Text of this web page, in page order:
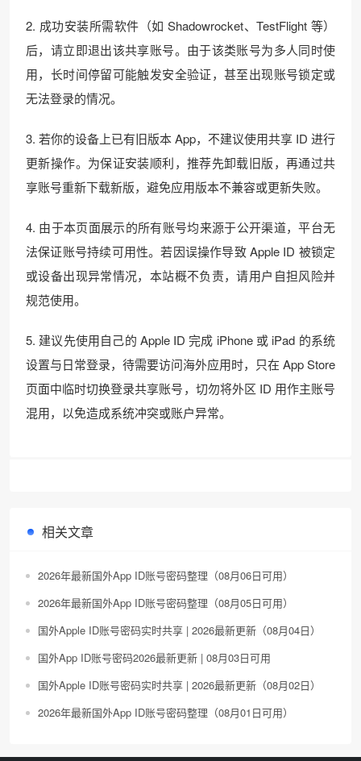
2. 成功安装所需软件（如 Shadowrocket、TestFlight 等）
后，请立即退出该共享账号。由于该类账号为多人同时使
用，长时间停留可能触发安全验证，甚至出现账号锁定或
无法登录的情况。
3. 若你的设备上已有旧版本 App，不建议使用共享 ID 进行
更新操作。为保证安装顺利，推荐先卸载旧版，再通过共
享账号重新下载新版，避免应用版本不兼容或更新失败。
4. 由于本页面展示的所有账号均来源于公开渠道，平台无
法保证账号持续可用性。若因误操作导致 Apple ID 被锁定
或设备出现异常情况，本站概不负责，请用户自担风险并
规范使用。
5. 建议先使用自己的 Apple ID 完成 iPhone 或 iPad 的系统
设置与日常登录，待需要访问海外应用时，只在 App Store
页面中临时切换登录共享账号，切勿将外区 ID 用作主账号
混用，以免造成系统冲突或账户异常。
相关文章
2026年最新国外App ID账号密码整理（08月06日可用）
2026年最新国外App ID账号密码整理（08月05日可用）
国外Apple ID账号密码实时共享 | 2026最新更新（08月04日）
国外App ID账号密码2026最新更新 | 08月03日可用
国外Apple ID账号密码实时共享 | 2026最新更新（08月02日）
2026年最新国外App ID账号密码整理（08月01日可用）